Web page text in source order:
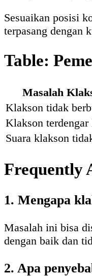
Sesuaikan posisi
terpasang dengan
Table:
Masalah
Klakson tidak
Klakson terdengar
Suara klakson
Frequently
1. Mengapa
Masalah ini bisa
dengan baik dan
2. Apa